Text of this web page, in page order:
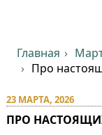
Главная
Про
23 МАРТА, 2026
ПРО